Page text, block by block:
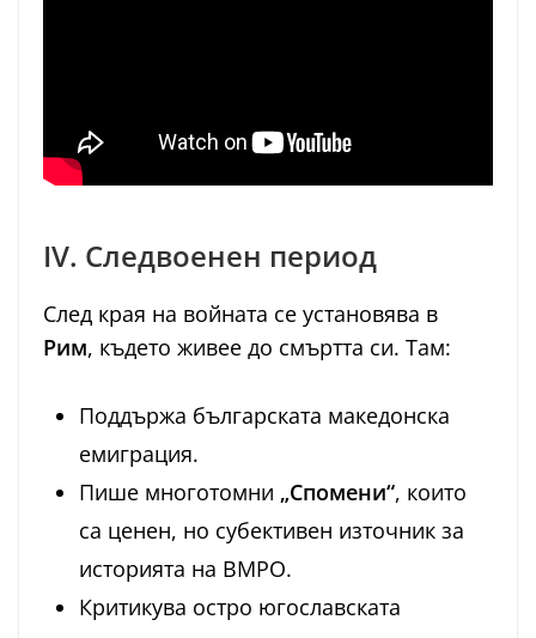
IV. Следвоенен период
След края на войната се установява в
Рим, където живее до смъртта си. Там:
Поддържа българската македонска
емиграция.
Пише многотомни „Спомени“, които
са ценен, но субективен източник за
историята на ВМРО.
Критикува остро югославската